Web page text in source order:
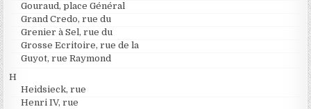
Gouraud, place Général
Grand Credo, rue du
Grenier à Sel, rue du
Grosse Ecritoire, rue de la
Guyot, rue Raymond
H
Heidsieck, rue
Henri IV, rue